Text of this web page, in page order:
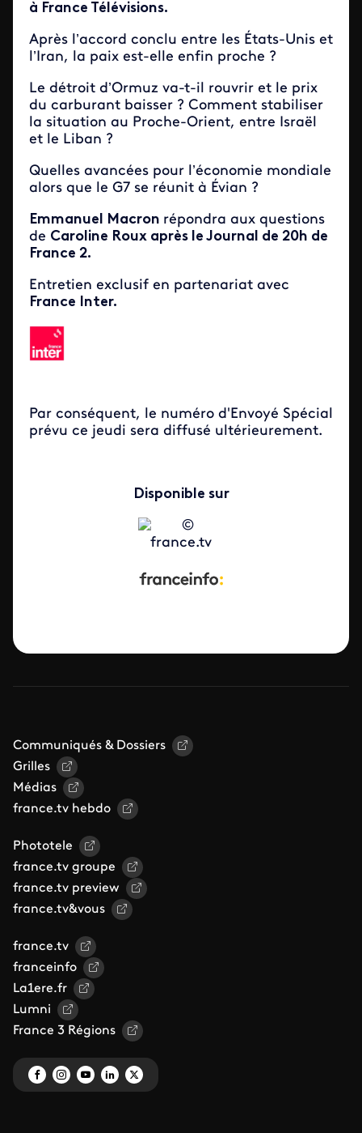
à France Télévisions.
Après l’accord conclu entre les États-Unis et
l’Iran, la paix est-elle enfin proche ?
Le détroit d’Ormuz va-t-il rouvrir et le prix
du carburant baisser ? Comment stabiliser
la situation au Proche-Orient, entre Israël
et le Liban ?
Quelles avancées pour l’économie mondiale
alors que le G7 se réunit à Évian ?
Emmanuel Macron répondra aux questions
de Caroline Roux après le Journal de 20h de
France 2.
Entretien exclusif en partenariat avec
France Inter.
Image
Par conséquent, le numéro d'Envoyé Spécial
prévu ce jeudi sera diffusé ultérieurement.
Disponible sur
Communiqués & Dossiers
Grilles
Médias
france.tv hebdo
Phototele
france.tv groupe
france.tv preview
france.tv&vous
france.tv
franceinfo
La1ere.fr
Lumni
France 3 Régions